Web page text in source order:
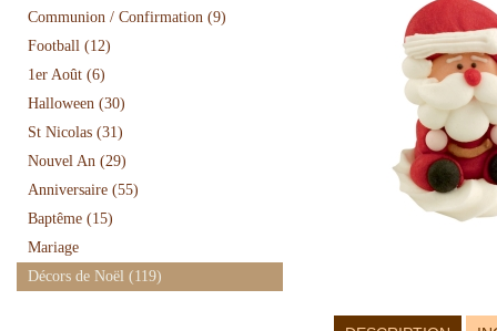
Communion / Confirmation (9)
Football (12)
1er Août (6)
Halloween (30)
St Nicolas (31)
Nouvel An (29)
Anniversaire (55)
Baptême (15)
Mariage
Décors de Noël (119)